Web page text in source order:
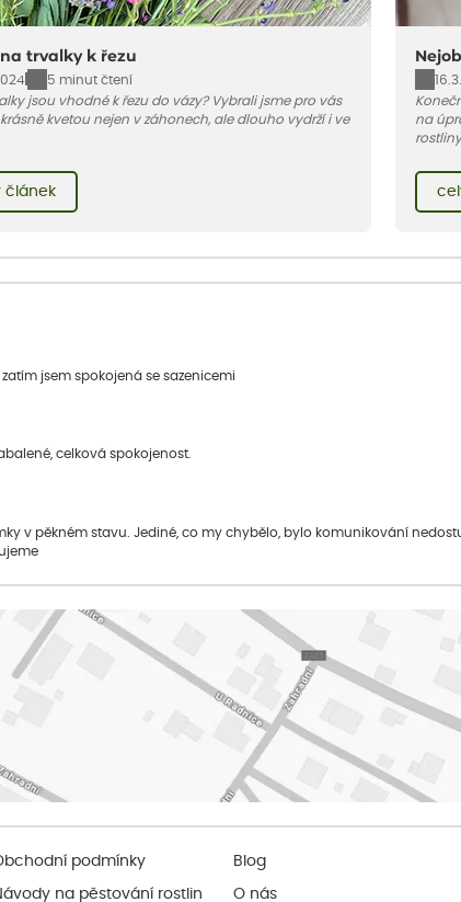
trvalky k řezu
5 minut čtení
jsou vhodné k řezu do vázy? Vybrali jsme pro vás
krásně kvetou nejen v záhonech, ale dlouho vydrží i ve
článek
na
rostliny.
jsem spokojená se sazenicemi
celková spokojenost.
v pěkném stavu. Jediné, co my chybělo, bylo komunikování
podmínky
na pěstování rostlin
Blog
O nás